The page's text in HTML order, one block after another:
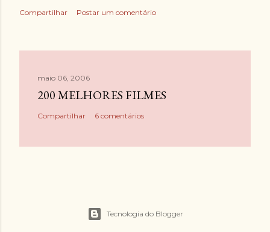
Compartilhar Postar um comentário
maio 06, 2006
200 MELHORES FILMES
Compartilhar 6 comentários
Tecnologia do Blogger